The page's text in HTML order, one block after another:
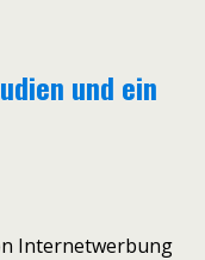
und ein
Internetwerbung